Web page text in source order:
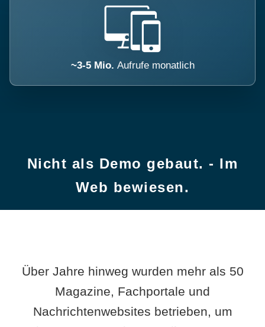
~3-5 Mio. Aufrufe monatlich
Nicht als Demo gebaut. - Im
Web bewiesen.
Über Jahre hinweg wurden mehr als 50
Magazine, Fachportale und
Nachrichtenwebsites betrieben, um